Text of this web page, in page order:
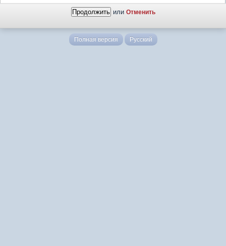
или Отменить
Полная версия Русский